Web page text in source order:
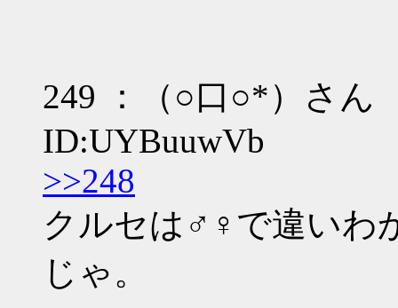
249 ：（○口○*）さん
ID:UYBuuwVb
>>248
クルセは♂♀で違いわ
じゃ。